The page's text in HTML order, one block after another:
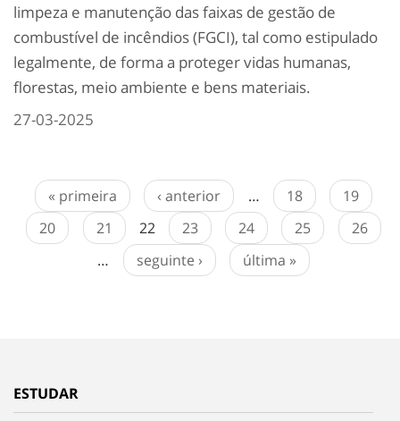
limpeza e manutenção das faixas de gestão de
combustível de incêndios (FGCI), tal como estipulado
legalmente, de forma a proteger vidas humanas,
florestas, meio ambiente e bens materiais.
27-03-2025
« primeira ‹ anterior … 18
19
20
21 22 23 24 25
26
…
seguinte › última »
ESTUDAR